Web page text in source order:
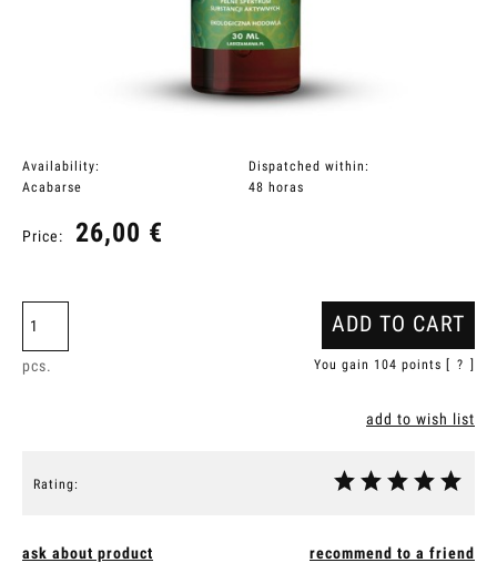
Availability:
Acabarse
Dispatched within:
48 horas
Price: 26,00 €
pcs.
ADD TO CART
You gain 104 points [ ? ]
add to wish list
Rating:
ask about product recommend to a friend